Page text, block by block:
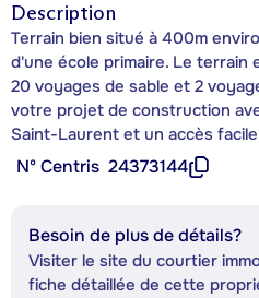
Description
Terrain bien situé à 400m
d'une école primaire. Le
20 voyages de sable et 2
votre projet de construction
Saint-Laurent et un accès facile
Nº Centris 24373144
Besoin de plus de détails?
Visiter le site du courtier
fiche détaillée de cette